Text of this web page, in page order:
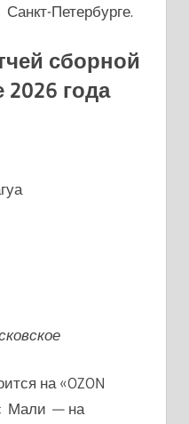
Петербурге.
сборной
года
на «OZON
Мали — на